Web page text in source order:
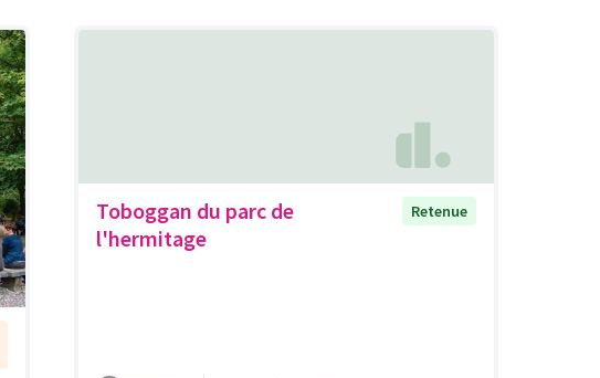
Toboggan du parc de
l'hermitage
Retenue